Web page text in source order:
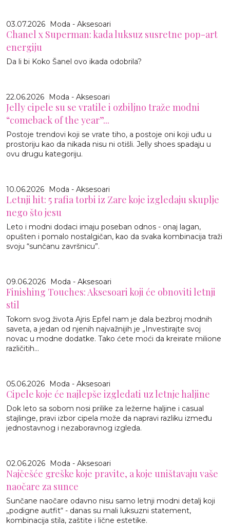
03.07.2026 Moda - Aksesoari
Chanel x Superman: kada luksuz susretne pop-art
energiju
Da li bi Koko Šanel ovo ikada odobrila?
22.06.2026 Moda - Aksesoari
Jelly cipele su se vratile i ozbiljno traže modni
“comeback of the year”...
Postoje trendovi koji se vrate tiho, a postoje oni koji uđu u
prostoriju kao da nikada nisu ni otišli. Jelly shoes spadaju u
ovu drugu kategoriju.
10.06.2026 Moda - Aksesoari
Letnji hit: 5 rafia torbi iz Zare koje izgledaju skuplje
nego što jesu
Leto i modni dodaci imaju poseban odnos - onaj lagan,
opušten i pomalo nostalgičan, kao da svaka kombinacija traži
svoju “sunčanu završnicu”.
09.06.2026 Moda - Aksesoari
Finishing Touches: Aksesoari koji će obnoviti letnji
stil
Tokom svog života Ajris Epfel nam je dala bezbroj modnih
saveta, a jedan od njenih najvažnijih je „Investirajte svoj
novac u modne dodatke. Tako ćete moći da kreirate milione
različitih...
05.06.2026 Moda - Aksesoari
Cipele koje će najlepše izgledati uz letnje haljine
Dok leto sa sobom nosi prilike za ležerne haljine i casual
stajlinge, pravi izbor cipela može da napravi razliku između
jednostavnog i nezaboravnog izgleda.
02.06.2026 Moda - Aksesoari
Najčešće greške koje pravite, a koje uništavaju vaše
naočare za sunce
Sunčane naočare odavno nisu samo letnji modni detalj koji
„podigne autfit“ - danas su mali luksuzni statement,
kombinacija stila, zaštite i lične estetike.